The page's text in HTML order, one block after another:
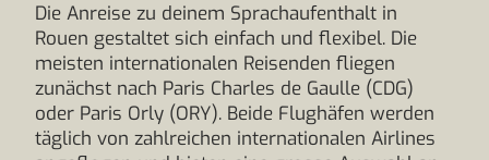
Die Anreise zu deinem Sprachaufenthalt in
Rouen gestaltet sich einfach und flexibel. Die
meisten internationalen Reisenden fliegen
zunächst nach Paris Charles de Gaulle (CDG)
oder Paris Orly (ORY). Beide Flughäfen werden
täglich von zahlreichen internationalen Airlines